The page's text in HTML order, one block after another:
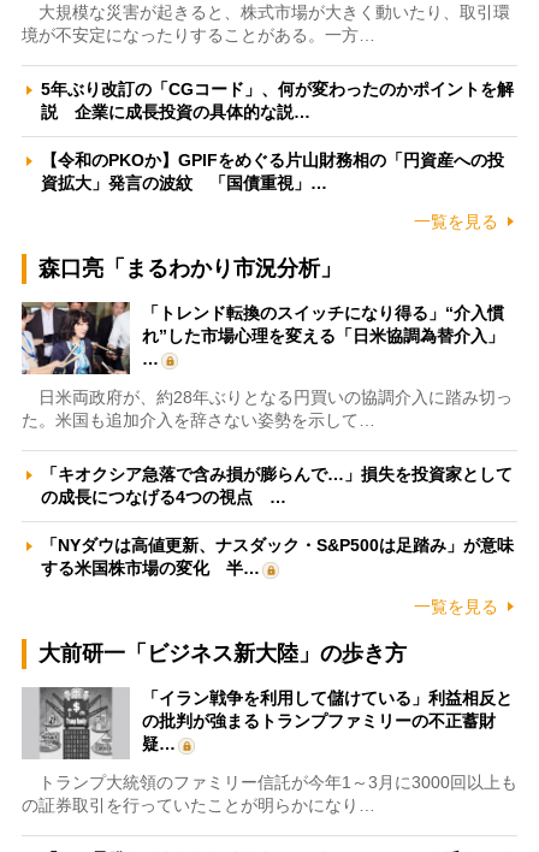
大規模な災害が起きると、株式市場が大きく動いたり、取引環
境が不安定になったりすることがある。一方…
5年ぶり改訂の「CGコード」、何が変わったのかポイントを解
説 企業に成長投資の具体的な説…
【令和のPKOか】GPIFをめぐる片山財務相の「円資産への投
資拡大」発言の波紋 「国債重視」…
一覧を見る
森口亮「まるわかり市況分析」
「トレンド転換のスイッチになり得る」“介入慣
れ”した市場心理を変える「日米協調為替介入」
…
日米両政府が、約28年ぶりとなる円買いの協調介入に踏み切っ
た。米国も追加介入を辞さない姿勢を示して…
「キオクシア急落で含み損が膨らんで…」損失を投資家として
の成長につなげる4つの視点 …
「NYダウは高値更新、ナスダック・S&P500は足踏み」が意味
する米国株市場の変化 半…
一覧を見る
大前研一「ビジネス新大陸」の歩き方
「イラン戦争を利用して儲けている」利益相反と
の批判が強まるトランプファミリーの不正蓄財
疑…
トランプ大統領のファミリー信託が今年1～3月に3000回以上も
の証券取引を行っていたことが明らかになり…